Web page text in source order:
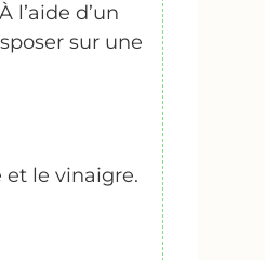
l’aide d’un
sur une
et le vinaigre.